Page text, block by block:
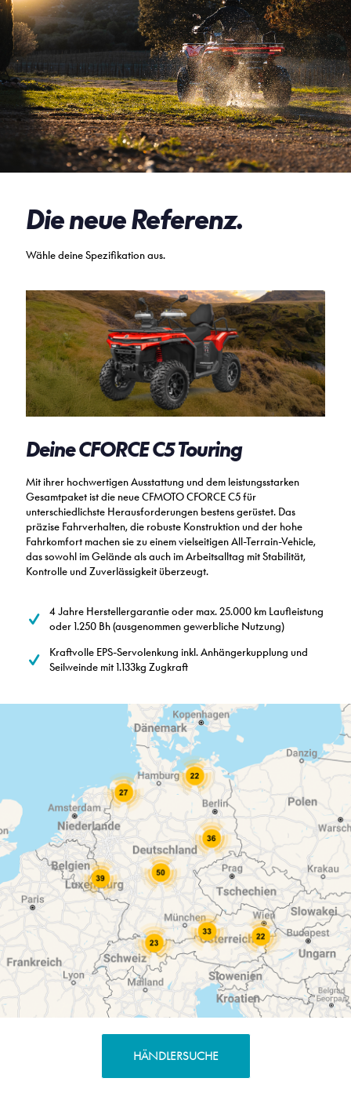
Die neue Referenz.
Wähle deine Spezifikation aus.
Deine CFORCE C5 Touring
Mit ihrer hochwertigen Ausstattung und dem leistungsstarken
Gesamtpaket ist die neue CFMOTO CFORCE C5 für
unterschiedlichste Herausforderungen bestens gerüstet. Das
präzise Fahrverhalten, die robuste Konstruktion und der hohe
Fahrkomfort machen sie zu einem vielseitigen All-Terrain-Vehicle,
das sowohl im Gelände als auch im Arbeitsalltag mit Stabilität,
Kontrolle und Zuverlässigkeit überzeugt.
4 Jahre Herstellergarantie oder max. 25.000 km Laufleistung
oder 1.250 Bh (ausgenommen gewerbliche Nutzung)
Kraftvolle EPS-Servolenkung inkl. Anhängerkupplung und
Seilweinde mit 1.133kg Zugkraft
HÄNDLERSUCHE